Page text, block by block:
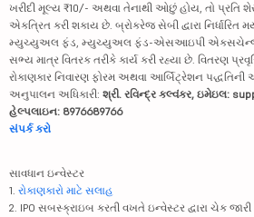
ખરીદી મૂલ્ય ₹10/- અથવા તેનાથી ઓછું હોય, તો પ્રતિ
એકત્રિત કરી શકાય છે. બ્રોકરેજ સેબી દ્વારા નિર્ધારિત
મ્યુચ્યુઅલ ફંડ, મ્યુચ્યુઅલ ફંડ-એસઆઇપી એક્સચેન્જ
સભ્ય માત્ર વિતરક તરીકે કાર્ય કરી રહ્યા છે. વિતરણ
રોકાણકાર નિવારણ ફોરમ અથવા આર્બિટ્રેશન
અનુપાલન અધિકારી: શ્રી. રવિન્દ્ર કલ્વંકર, ઇમેઇલ:
હેલ્પલાઇન: 8976689766
સંપર્ક કરો
સાવધાન ઇન્વેસ્ટર
1. રોકાણકારો માટે સલાહ
2. IPO સબસ્ક્રાઇબ કરતી વખતે ઇન્વેસ્ટર દ્વારા ચેક